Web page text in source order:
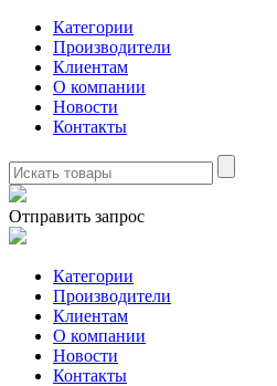
Категории
Производители
Клиентам
О компании
Новости
Контакты
Отправить запрос
Категории
Производители
Клиентам
О компании
Новости
Контакты